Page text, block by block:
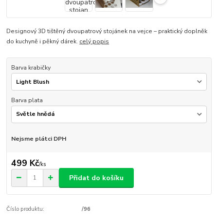
Designový 3D tištěný dvoupatrový stojánek na vejce – praktický doplněk
do kuchyně i pěkný dárek. celý popis
Barva krabičky
Barva plata
Nejsme plátci DPH
499 Kč/ks
Přidat do košíku
Číslo produktu: /96